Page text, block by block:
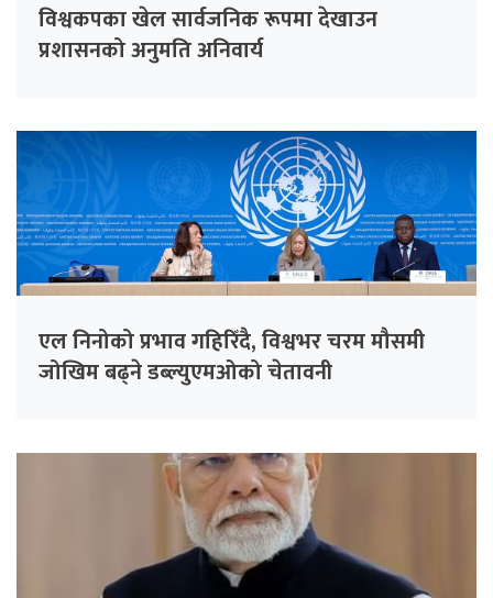
विश्वकपका खेल सार्वजनिक रूपमा देखाउन
प्रशासनको अनुमति अनिवार्य
एल निनोको प्रभाव गहिरिँदै, विश्वभर चरम मौसमी
जोखिम बढ्ने डब्ल्युएमओको चेतावनी